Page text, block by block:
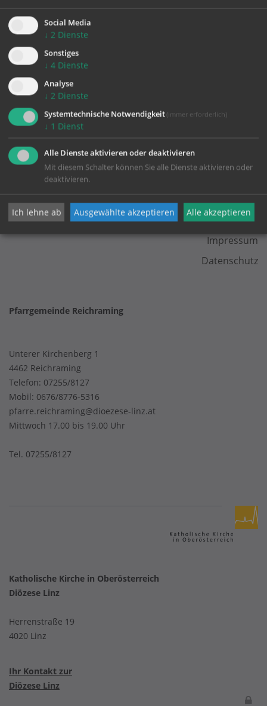
KONTAKT
Impressum
Datenschutz
Pfarrgemeinde Reichraming
Unterer Kirchenberg 1
4462 Reichraming
Telefon: 07255/8127
Mobil: 0676/8776-5316
pfarre.reichraming@dioezese-linz.at
Mittwoch 17.00 bis 19.00 Uhr
Tel. 07255/8127
Katholische Kirche in Oberösterreich
Diözese Linz
Herrenstraße 19
4020 Linz
Ihr Kontakt zur
Diözese Linz
Social Media
↓ 2 Dienste
Sonstiges
↓ 4 Dienste
Analyse
↓ 2 Dienste
Systemtechnische Notwendigkeit (immer erforderlich)
↓ 1 Dienst
Alle Dienste aktivieren oder deaktivieren
Mit diesem Schalter können Sie alle Dienste aktivieren oder
deaktivieren.
Ich lehne ab Ausgewählte akzeptieren Alle akzeptieren